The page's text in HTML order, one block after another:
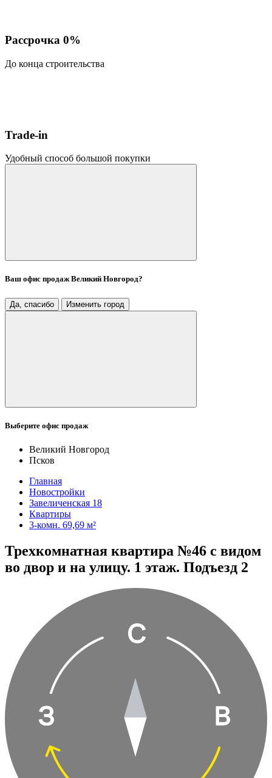
Рассрочка 0%
До конца строительства
Trade-in
Удобный способ большой покупки
Ваш офис продажВеликий Новгород?
Да, спасибо Изменить город
Выберите офис продаж
Великий Новгород
Псков
Главная
Новостройки
Завеличенская 18
Квартиры
3-комн. 69,69 м²
Трехкомнатная квартира №46 с видом
во двор и на улицу. 1 этаж. Подъезд 2